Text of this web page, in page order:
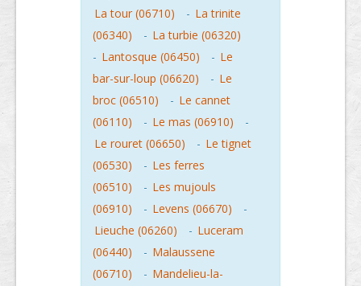
La tour (06710)
- La trinite
(06340)
- La turbie (06320)
- Lantosque (06450) - Le
bar-sur-loup (06620)
- Le
broc (06510)
- Le cannet
(06110)
- Le mas (06910)
-
Le rouret (06650)
- Le tignet
(06530)
- Les ferres
(06510)
- Les mujouls
(06910)
- Levens (06670)
-
Lieuche (06260)
- Luceram
(06440)
- Malaussene
(06710)
- Mandelieu-la-